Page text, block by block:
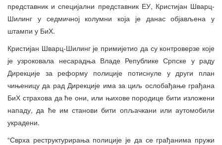
представник и специјални представник ЕУ, Кристијан Шварц-
Шилинг у седмичној колумни која је данас објављена у
штампи у БиХ.
Кристијан Шварц-Шилинг је примијетио да су контроверзе које
је узроковала несарадња Владе Републике Српске у раду
Дирекције за реформу полиције потиснуле у други план
чињеницу да рад Дирекције има за циљ ослобађање грађана
БиХ страхова да ће они, или њихове породице бити изложени
нападу, да ће им станови бити опљачкани или аутомобили
украдени.
“Сврха реструктурирања полиције је да се грађанима пружи